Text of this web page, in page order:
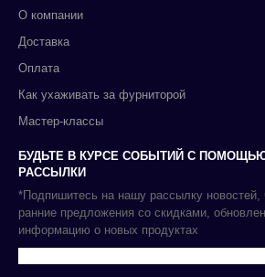
О компании
Доставка
Оплата
Как ухаживать за фурниторой
Мастер-классы
БУДЬТЕ В КУРСЕ СОБЫТИЙ С
РАССЫЛКИ
*Подпишитесь на нашу рассылку новостей,
ранние предложения со скидками,
информацию о новых продуктах